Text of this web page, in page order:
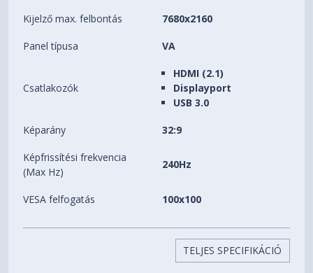
Kijelző max. felbontás 7680x2160
Panel típusa VA
Csatlakozók
HDMI (2.1)
Displayport
USB 3.0
Képarány 32:9
Képfrissítési frekvencia
(Max Hz)
240Hz
VESA felfogatás 100x100
Magasságállítás
Forgatható
állvány(Swivel)
TELJES SPECIFIKÁCIÓ